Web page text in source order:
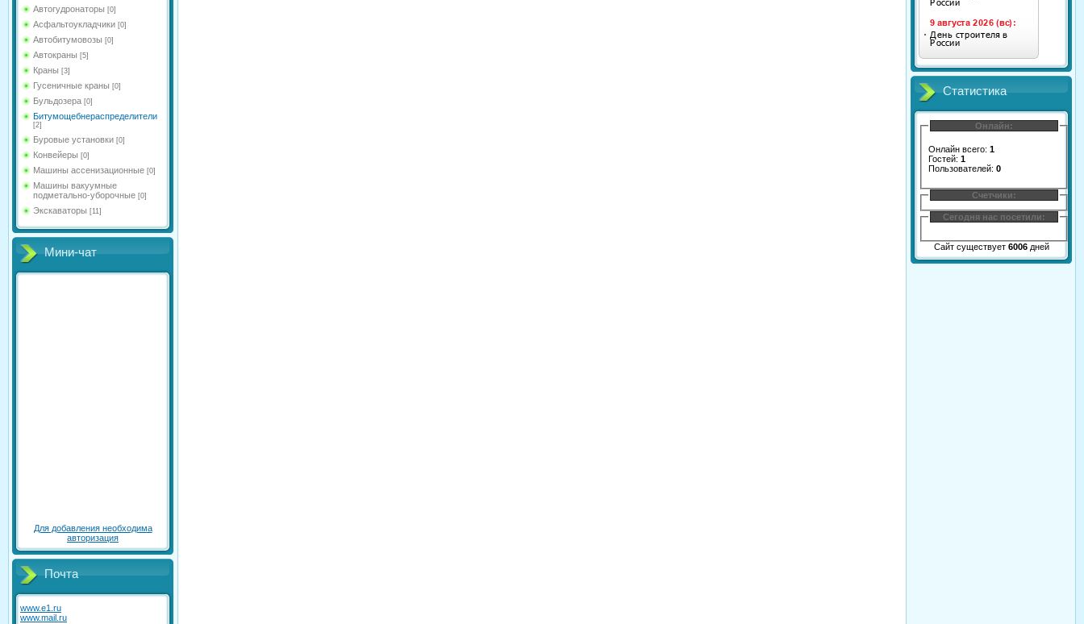
Автогудронаторы [0]
Асфальтоукладчики [0]
Автобитумовозы [0]
Автокраны [5]
Краны [3]
Гусеничные краны [0]
Бульдозера [0]
Битумощебнераспределители
[2]
Буровые установки [0]
Конвейеры [0]
Машины ассенизационные [0]
Машины вакуумные
подметально-уборочные [0]
Экскаваторы [11]
Мини-чат
Для добавления необходима
авторизация
Почта
www.e1.ru
www.mail.ru
Статистика
Онлайн:
Онлайн всего: 1
Гостей: 1
Пользователей: 0
Счетчики:
Сегодня нас посетили:
Сайт существует 6006дней